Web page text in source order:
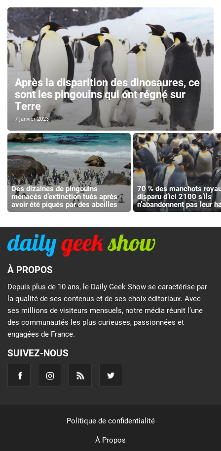
Après la disparition des dinosaures, ce
sont les pingouins qui ont régné sur
Terre
7 janvier 2023
Des dizaines de pingouins
menacés d’extinction tués après
avoir été piqués par des abeilles
70 % des manchots
disparu d’ici 2100 s’ils
n’abandonnent pas leur
À PROPOS
Depuis plus de 10 ans, le Daily Geek Show se caractérise par
la qualité de ses contenus et de ses choix éditoriaux. Avec
ses millions de visiteurs mensuels, notre média réunit l’une
des communautés les plus curieuses, passionnées et
engagées de France.
SUIVEZ-NOUS
Politique de confidentialité
À Propos